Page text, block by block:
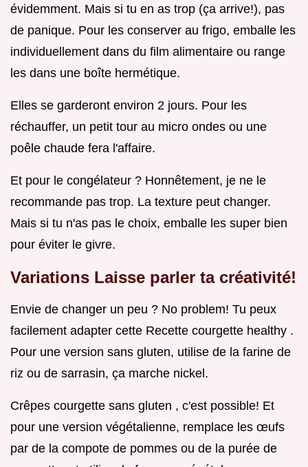
évidemment. Mais si tu en as trop (ça arrive!), pas
de panique. Pour les conserver au frigo, emballe les
individuellement dans du film alimentaire ou range
les dans une boîte hermétique.
Elles se garderont environ 2 jours. Pour les
réchauffer, un petit tour au micro ondes ou une
poêle chaude fera l'affaire.
Et pour le congélateur ? Honnêtement, je ne le
recommande pas trop. La texture peut changer.
Mais si tu n'as pas le choix, emballe les super bien
pour éviter le givre.
Variations Laisse parler ta créativité!
Envie de changer un peu ? No problem! Tu peux
facilement adapter cette Recette courgette healthy .
Pour une version sans gluten, utilise de la farine de
riz ou de sarrasin, ça marche nickel.
Crêpes courgette sans gluten , c'est possible! Et
pour une version végétalienne, remplace les œufs
par de la compote de pommes ou de la purée de